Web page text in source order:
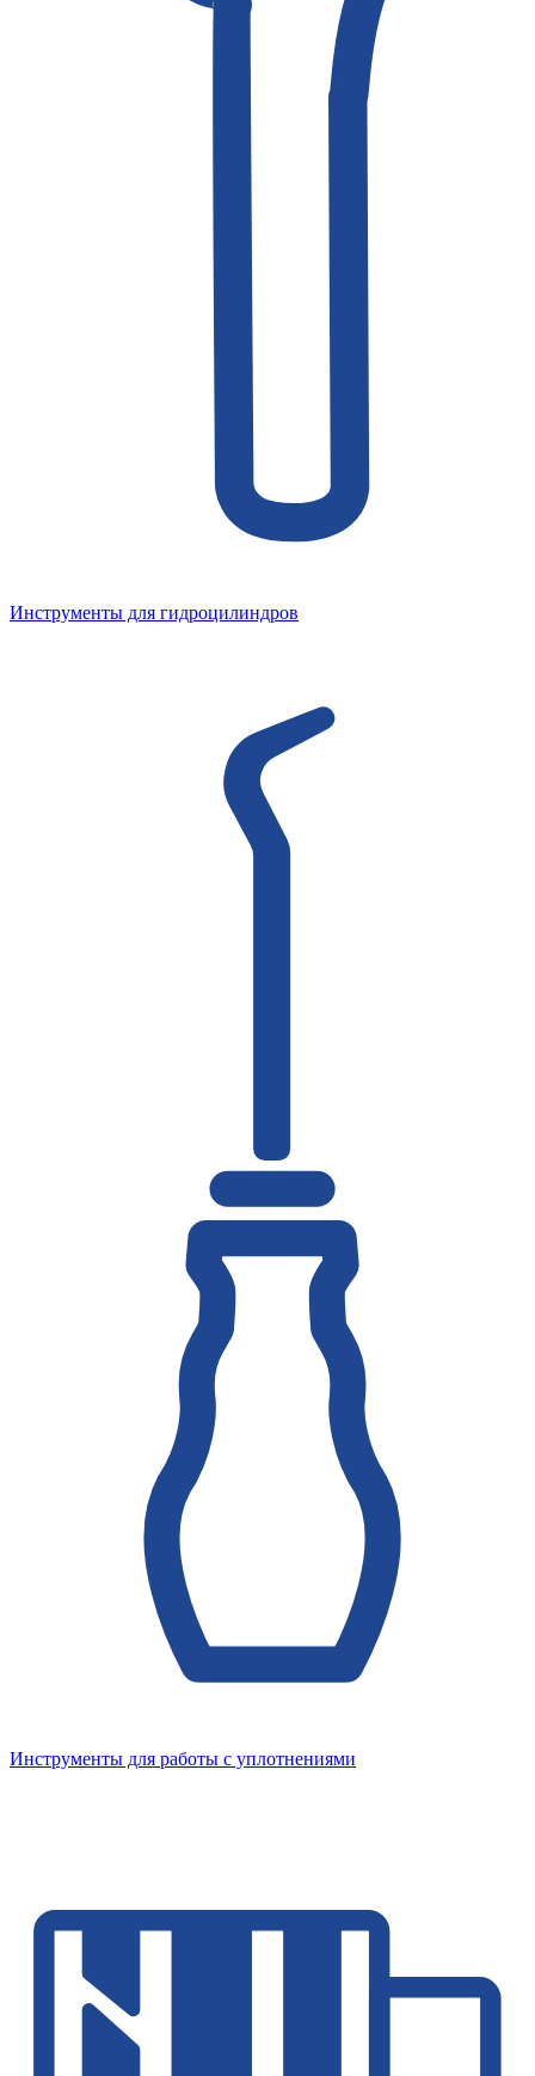
Инструменты для гидроцилиндров
Инструменты для работы с уплотнениями